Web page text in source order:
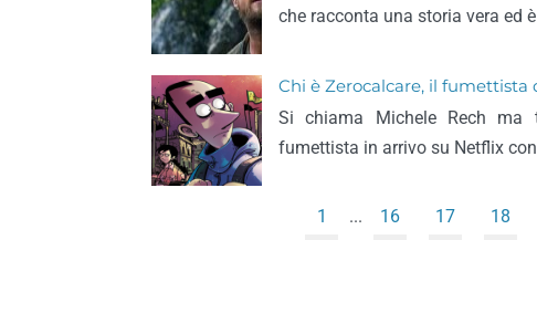
che racconta una storia vera ed
Chi è Zerocalcare, il fumettista
Si chiama Michele Rech ma
fumettista in arrivo su Netflix
1 ... 16 17 18